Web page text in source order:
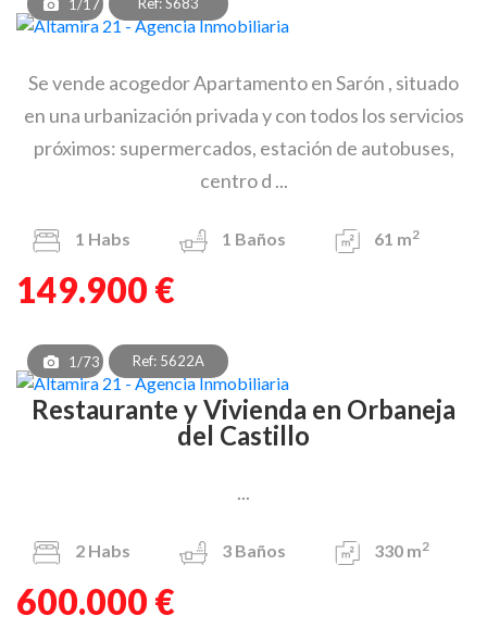
1/17 Ref: S683
Se vende acogedor Apartamento en Sarón , situado
en una urbanización privada y con todos los servicios
próximos: supermercados, estación de autobuses,
centro d ...
1 Habs 1 Baños 61 m2
149.900 €
1/73 Ref: 5622A
Restaurante y Vivienda en Orbaneja
del Castillo
...
2 Habs 3 Baños 330 m2
600.000 €